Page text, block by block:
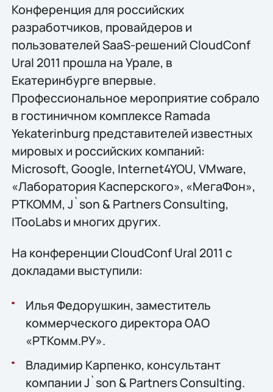
Конференция для российских
разработчиков, провайдеров и
пользователей SaaS-решений CloudConf
Ural 2011 прошла на Урале, в
Екатеринбурге впервые.
Профессиональное мероприятие собрало
в гостиничном комплексе Ramada
Yekaterinburg представителей известных
мировых и российских компаний:
Microsoft, Google, Internet4YOU, VMware,
«Лаборатория Касперского», «МегаФон»,
РТКОММ, J`son & Partners Consulting,
ITooLabs и многих других.
На конференции CloudConf Ural 2011 с
докладами выступили:
Илья Федорушкин, заместитель
коммерческого директора ОАО
«РТКомм.РУ».
Владимир Карпенко, консультант
компании J`son & Partners Consulting.